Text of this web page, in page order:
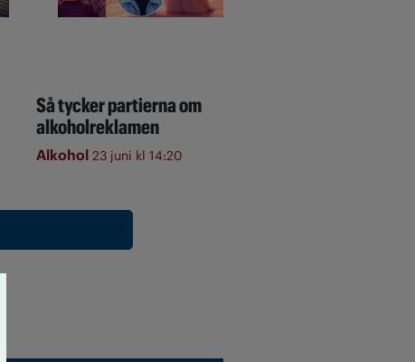
Så tycker partierna om
alkoholreklamen
Alkohol 23 juni kl 14:20